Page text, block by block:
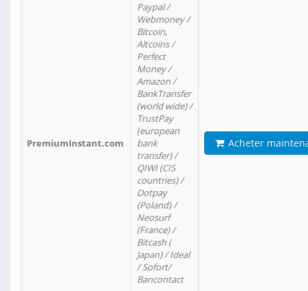
PremiumInstant.com
Paypal /
Webmoney /
Bitcoin,
Altcoins /
Perfect
Money /
Amazon /
BankTransfer
(world wide) /
TrustPay
(european
bank
transfer) /
QIWI (CIS
countries) /
Dotpay
(Poland) /
Neosurf
(France) /
Bitcash (
Japan) / Ideal
/ Sofort/
Bancontact
Acheter